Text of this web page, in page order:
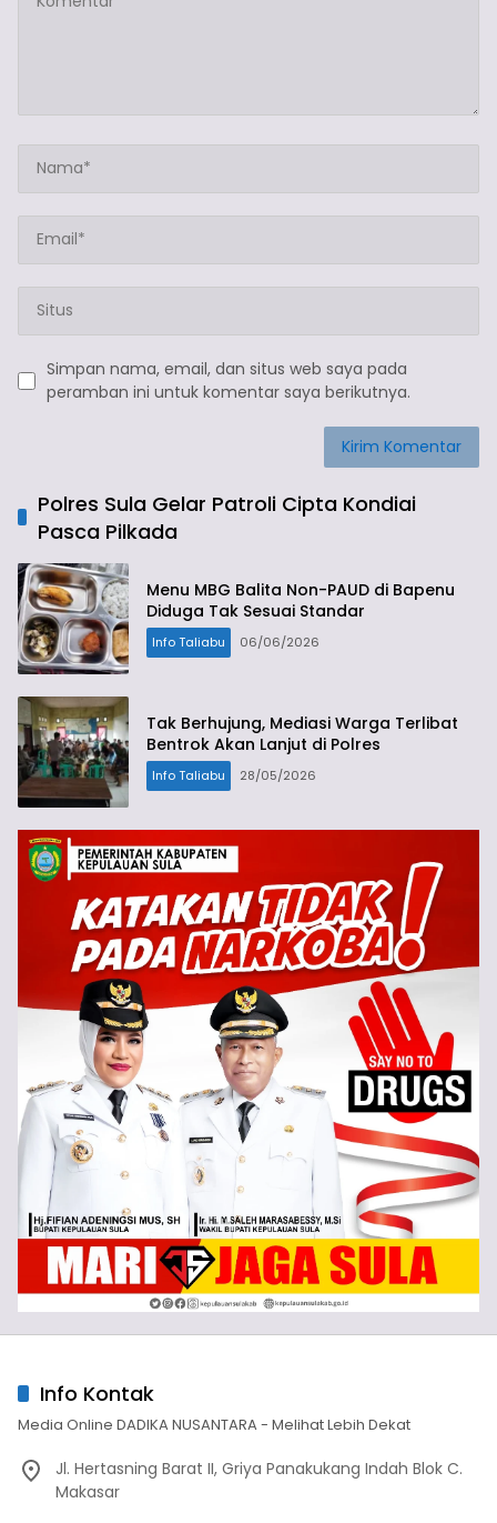
Simpan nama, email, dan situs web saya pada
peramban ini untuk komentar saya berikutnya.
Polres Sula Gelar Patroli Cipta Kondiai
Pasca Pilkada
Menu MBG Balita Non-PAUD di Bapenu
Diduga Tak Sesuai Standar
Info Taliabu 06/06/2026
Tak Berhujung, Mediasi Warga Terlibat
Bentrok Akan Lanjut di Polres
Info Taliabu 28/05/2026
Info Kontak
Media Online DADIKA NUSANTARA - Melihat Lebih Dekat
Jl. Hertasning Barat II, Griya Panakukang Indah Blok C.
Makasar